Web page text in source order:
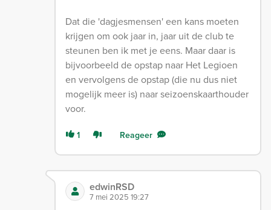
Dat die 'dagjesmensen' een kans moeten
krijgen om ook jaar in, jaar uit de club te
steunen ben ik met je eens. Maar daar is
bijvoorbeeld de opstap naar Het Legioen
en vervolgens de opstap (die nu dus niet
mogelijk meer is) naar seizoenskaarthouder
voor.
1 Reageer
edwinRSD
7 mei 2025 19:27